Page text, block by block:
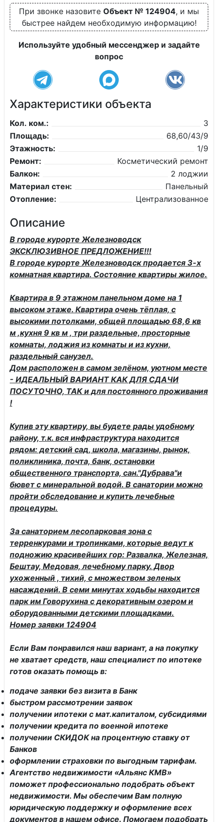
При звонке назовите Объект № 124904, и мы
быстрее найдем необходимую информацию!
Используйте удобный мессенджер и задайте
вопрос
Характеристики объекта
Кол. ком.:
3
Площадь:
68,60/43/9
Этажность:
1/9
Ремонт:
Косметический ремонт
Балкон:
2 лоджии
Материал стен:
Панельный
Отопление:
Централизованное
Описание
В городе курорте Железноводск
ЭКСКЛЮЗИВНОЕ ПРЕДЛОЖЕНИЕ!!!
В городе курорте Железноводск продается 3-х
комнатная квартира. Состояние квартиры жилое.
Квартира в 9 этажном панельном доме на 1
высоком этаже. Квартира очень тёплая, c
высокими потолками, общей площадью 68,6 кв
м ,кухня 9 кв м , три раздельные, просторные
комнаты, лоджия из комнаты и из кухни,
раздельный санузел.
Дом расположен в самом зелёном, уютном месте
- ИДЕАЛЬНЫЙ ВАРИАНТ КАК ДЛЯ СДАЧИ
ПОСУТОЧНО, ТАК и для постоянного проживания
!
Купив эту квартиру, вы будете рады удобному
району, т.к. вся инфраструктура находится
рядом: детский сад, школа, магазины, рынок,
поликлиника, почта, банк, остановки
общественного транспорта, сан."Дубрава"и
бювет с минеральной водой. В санатории можно
пройти обследование и купить лечебные
процедуры.
За санаторием лесопарковая зона с
терренкурами и тропинками, которые ведут к
подножию красивейших гор: Развалка, Железная,
Бештау, Медовая, лечебному парку. Двор
ухоженный , тихий, с множеством зеленых
насаждений. В семи минутах ходьбы находится
парк им Говорухина с декоративным озером и
оборудованными детскими площадками.
Номер заявки 124904
Если Вам понравился наш вариант, а на покупку
не хватает средств, наш специалист по ипотеке
готов оказать помощь в:
подаче заявки без визита в Банк
быстром рассмотрении заявок
получении ипотеки с мат.капиталом, субсидиями
получении кредита по военной ипотеке
получении СКИДОК на процентную ставку от
Банков
оформлении страховки по выгодным тарифам.
Агентство недвижимости «Альянс КМВ»
поможет профессионально подобрать объект
недвижимости. Мы обеспечим Вам полную
юридическую поддержку и оформление всех
документов в нашем офисе. Помогаем подобрать